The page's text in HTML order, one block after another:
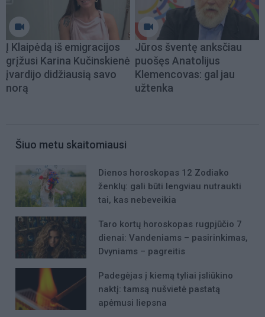
Į Klaipėdą iš emigracijos
grįžusi Karina Kučinskienė
įvardijo didžiausią savo
norą
Jūros šventę anksčiau
puošęs Anatolijus
Klemencovas: gal jau
užtenka
Šiuo metu skaitomiausi
Dienos horoskopas 12 Zodiako
ženklų: gali būti lengviau nutraukti
tai, kas nebeveikia
Taro kortų horoskopas rugpjūčio 7
dienai: Vandeniams – pasirinkimas,
Dvyniams – pagreitis
Padegėjas į kiemą tyliai įsliūkino
naktį: tamsą nušvietė pastatą
apėmusi liepsna